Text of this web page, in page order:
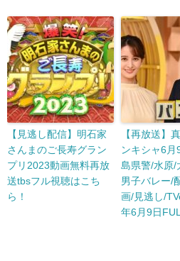
【見逃し配信】明石家
さんまのご長寿グラン
プリ2023動画無料再放
送tbsフル視聴はこち
ら！
【再放送】
ンキシャ6月
島県警/水原/
男子バレー/
画/見逃し/
年6月9日